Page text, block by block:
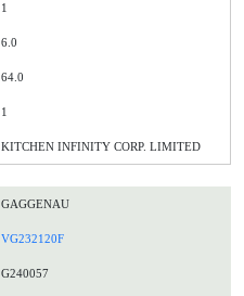
1
6.0
64.0
1
KITCHEN INFINITY CORP. LIMITED
GAGGENAU
VG232120F
G240057